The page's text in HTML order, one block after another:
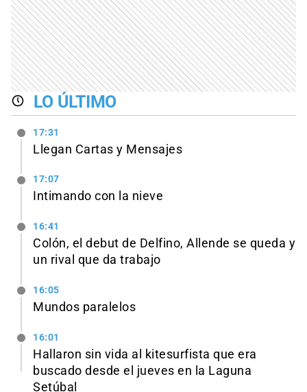
LO ÚLTIMO
17:31
Llegan Cartas y Mensajes
17:07
Intimando con la nieve
16:41
Colón, el debut de Delfino, Allende se queda y
un rival que da trabajo
16:05
Mundos paralelos
16:01
Hallaron sin vida al kitesurfista que era
buscado desde el jueves en la Laguna
Setúbal